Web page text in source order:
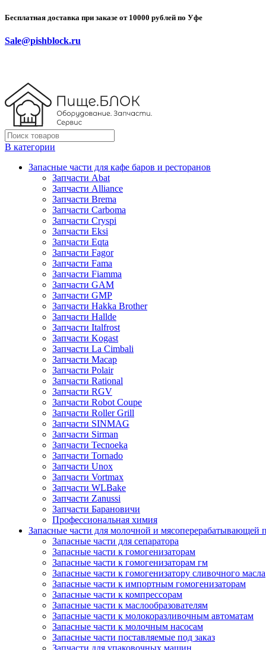
Бесплатная доставка при заказе от 10000 рублей по Уфе
Sale@pishblock.ru
В категории
Запасные части для кафе баров и ресторанов
Запчасти Abat
Запчасти Alliance
Запчасти Brema
Запчасти Carboma
Запчасти Cryspi
Запчасти Eksi
Запчасти Eqta
Запчасти Fagor
Запчасти Fama
Запчасти Fiamma
Запчасти GAM
Запчасти GMP
Запчасти Hakka Brother
Запчасти Hallde
Запчасти Italfrost
Запчасти Kogast
Запчасти La Cimbali
Запчасти Macap
Запчасти Polair
Запчасти Rational
Запчасти RGV
Запчасти Robot Coupe
Запчасти Roller Grill
Запчасти SINMAG
Запчасти Sirman
Запчасти Tecnoeka
Запчасти Tornado
Запчасти Unox
Запчасти Vortmax
Запчасти WLBake
Запчасти Zanussi
Запчасти Барановичи
Профессиональная химия
Запасные части для молочной и мясоперерабатывающей
Запасные части для сепаратора
Запасные части к гомогенизаторам
Запасные части к гомогенизаторам гм
Запасные части к гомогенизатору сливочного масла
Запасные части к импортным гомогенизаторам
Запасные части к компрессорам
Запасные части к маслообразователям
Запасные части к молокоразливочным автоматам
Запасные части к молочным насосам
Запасные части поставляемые под заказ
Запчасти для упаковочных машин